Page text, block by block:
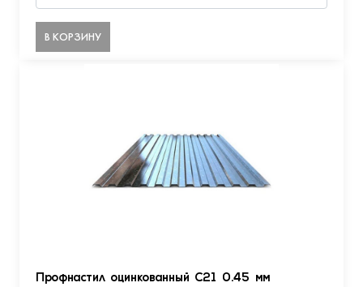
В КОРЗИНУ
Профнастил оцинкованный С21 0.45 мм